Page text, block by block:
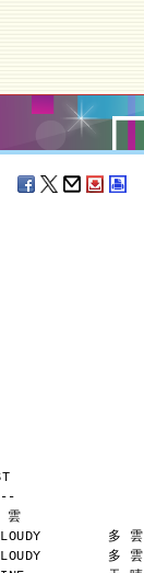
多 雲
多 雲